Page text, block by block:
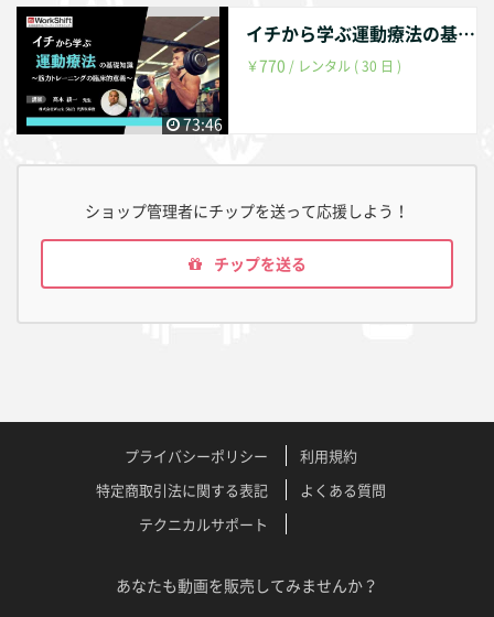
73:46
イチから学ぶ運動療法の基礎知識ー筋力トレーニングの臨床的意義ー
￥770 / レンタル ( 30 日 )
ショップ管理者にチップを送って応援しよう！
チップを送る
プライバシーポリシー
利用規約
特定商取引法に関する表記
よくある質問
テクニカルサポート
あなたも動画を販売してみませんか？